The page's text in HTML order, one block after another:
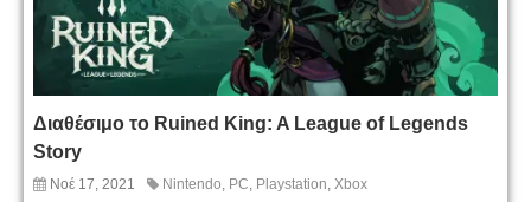
Διαθέσιμο το Ruined King: A League of Legends
Story
Νοέ 17, 2021 Nintendo, PC, Playstation, Xbox